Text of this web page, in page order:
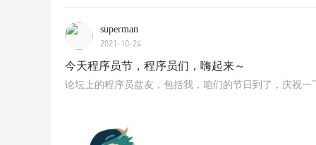
superman
2021-10-24
今天程序员节，程序员们，嗨起来～
论坛上的程序员盆友，包括我，咱们的节日到了，庆祝一